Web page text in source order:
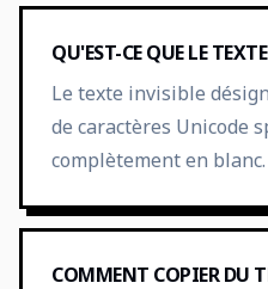
QU'EST-CE QUE LE
Le texte invisible
de caractères Unicode
complètement en blanc.
COMMENT COPIER DU